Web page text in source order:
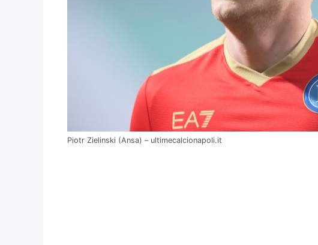
Piotr Zielinski (Ansa) – ultimecalcionapoli.it